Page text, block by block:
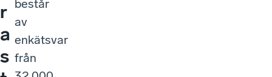
r
a
s
består
av
enkätsvar
från